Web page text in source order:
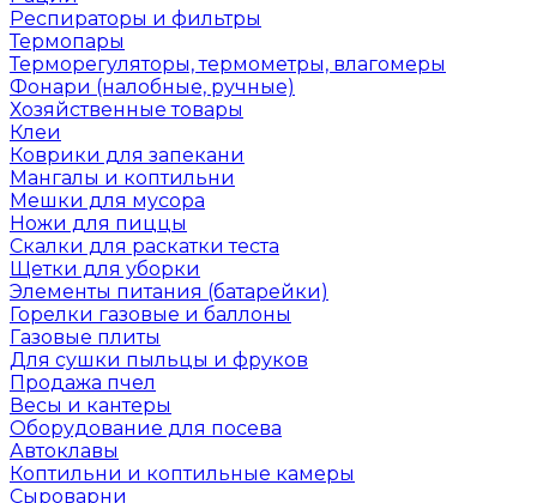
Респираторы и фильтры
Термопары
Терморегуляторы, термометры, влагомеры
Фонари (налобные, ручные)
Хозяйственные товары
Клеи
Коврики для запекани
Мангалы и коптильни
Мешки для мусора
Ножи для пиццы
Скалки для раскатки теста
Щетки для уборки
Элементы питания (батарейки)
Горелки газовые и баллоны
Газовые плиты
Для сушки пыльцы и фруков
Продажа пчел
Весы и кантеры
Оборудование для посева
Автоклавы
Коптильни и коптильные камеры
Сыроварни